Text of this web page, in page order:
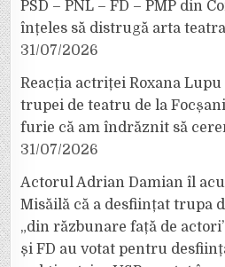
PSD – PNL – FD – PMP din
înțeles să distrugă arta
31/07/2026
Reacția actriței Roxana
trupei de teatru de la
furie că am îndrăznit să
31/07/2026
Actorul Adrian Damian îl
Misăilă că a desființat trupa
„din răzbunare față de
și FD au votat pentru